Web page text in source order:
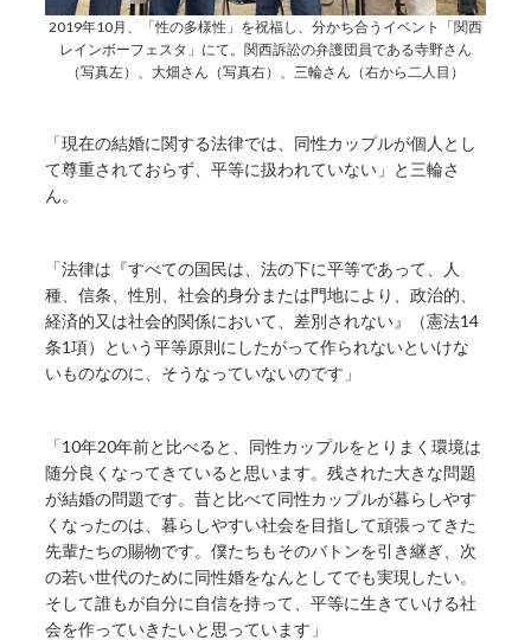
2019年10月、「性の多様性」を祝福し、分かち合うイベント「関西
レインボーフェスタ」にて。関西訴訟の弁護団員である寺野さん
（写真左）、大畑さん（写真右）、三輪さん（右から二人目）
「現在の結婚に関する法律では、同性カップルが個人とし
て尊重されておらず、平等に扱われていない」と三輪さ
ん。
「法律は『すべての国民は、法の下に平等であって、人
種、信条、性別、社会的身分または門地により、政治的、
経済的又は社会的関係において、差別されない』（憲法14
条1項）という平等原則にしたがって作られないといけな
いものなのに、そうなっていないのです」
「10年20年前と比べると、同性カップルをとりまく環境は
随分良くなってきていると思います。残された大きな問題
が結婚の問題です。昔と比べて同性カップルが暮らしやす
くなったのは、暮らしやすい社会を目指して頑張ってきた
先輩たちの賜物です。僕たちもそのバトンを引き継ぎ、次
の若い世代のために同性婚をなんとしてでも実現したい。
そして誰もが自分に自信を持って、平等に生きていける社
会を作っていきたいと思っています」